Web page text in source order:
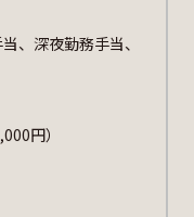
、深夜勤務手当、
円）